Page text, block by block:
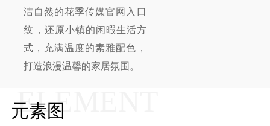
洁自然的花季传媒官网入口
纹，还原小镇的闲暇生活方
式，充满温度的素雅配色，
打造浪漫温馨的家居氛围。
元素图
ELEMENT